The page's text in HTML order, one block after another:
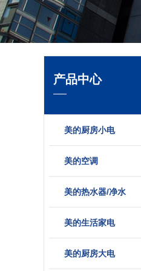
产品中心
美的厨房小电
美的空调
美的热水器/净水
美的生活家电
美的厨房大电